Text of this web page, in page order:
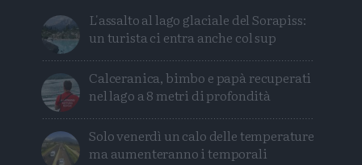
L'assalto al lago glaciale del Sorapiss:
un turista ci entra anche col sup
Calceranica, bimbo e papà recuperati
nel lago a 8 metri di profondità
Solo venerdì un calo delle temperature
ma aumenteranno i temporali